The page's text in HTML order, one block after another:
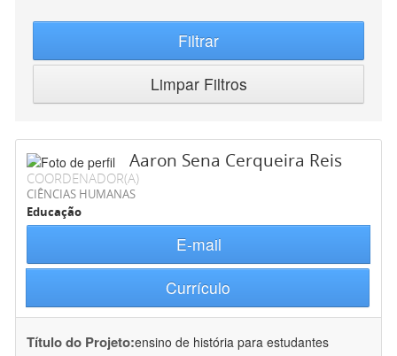
Filtrar
Limpar Filtros
Aaron Sena Cerqueira Reis
COORDENADOR(A)
CIÊNCIAS HUMANAS
Educação
E-mail
Currículo
Título do Projeto:ensino de história para estudantes